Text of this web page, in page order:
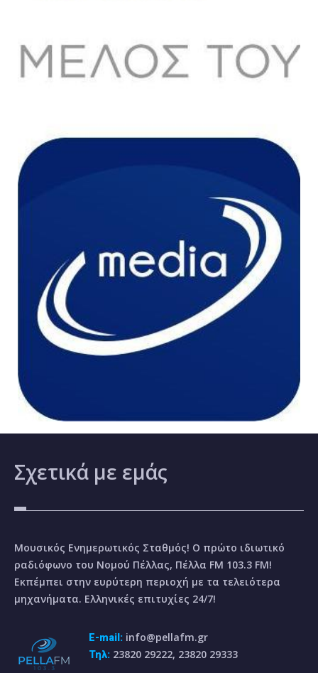
Σχετικά με εμάς
Μουσικός Ενημερωτικός Σταθμός! Ο πρώτο ιδιωτικό
ραδιόφωνο του Νομού Πέλλας, Πέλλα FM 103.3 FM!
Εκπέμπει στην ευρύτερη περιοχή με τα τελειότερα
μηχανήματα. Ελληνικές επιτυχίες 24/7!
E-mail: info@pellafm.gr
Τηλ: 23820 29222, 23820 29333